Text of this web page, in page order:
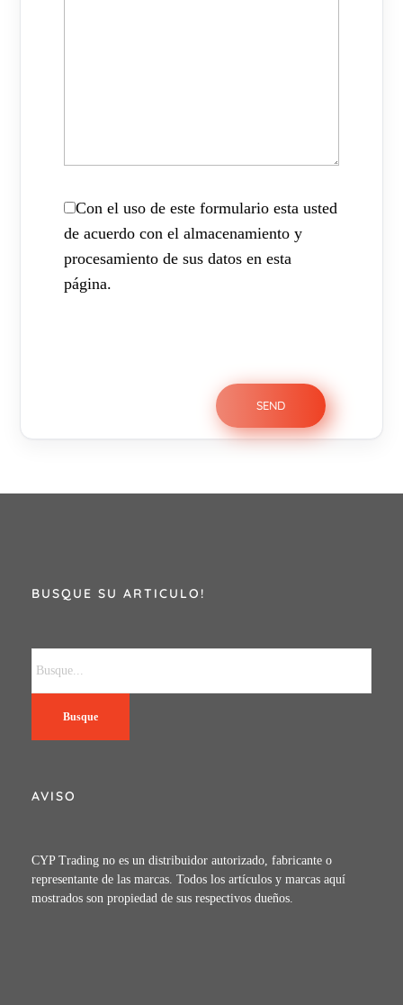
Con el uso de este formulario esta usted
de acuerdo con el almacenamiento y
procesamiento de sus datos en esta
página.
BUSQUE SU ARTICULO!
Busque
AVISO
CYP Trading no es un distribuidor autorizado, fabricante o
representante de las marcas. Todos los artículos y marcas aquí
mostrados son propiedad de sus respectivos dueños.